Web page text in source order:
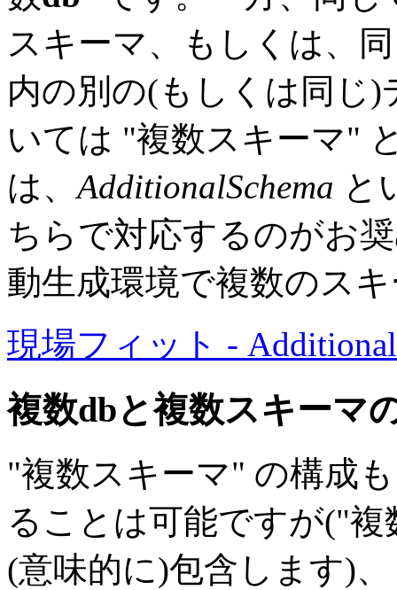
スキーマ、もしくは、
内の別の(もしくは同じ
いては "複数スキーマ"
は、AdditionalSchema と
ちらで対応するのがお
動生成環境で複数のス
現場フィット -
複数dbと複数スキーマ
"複数スキーマ" の構成
ることは可能ですが("複
(意味的に)包含します)